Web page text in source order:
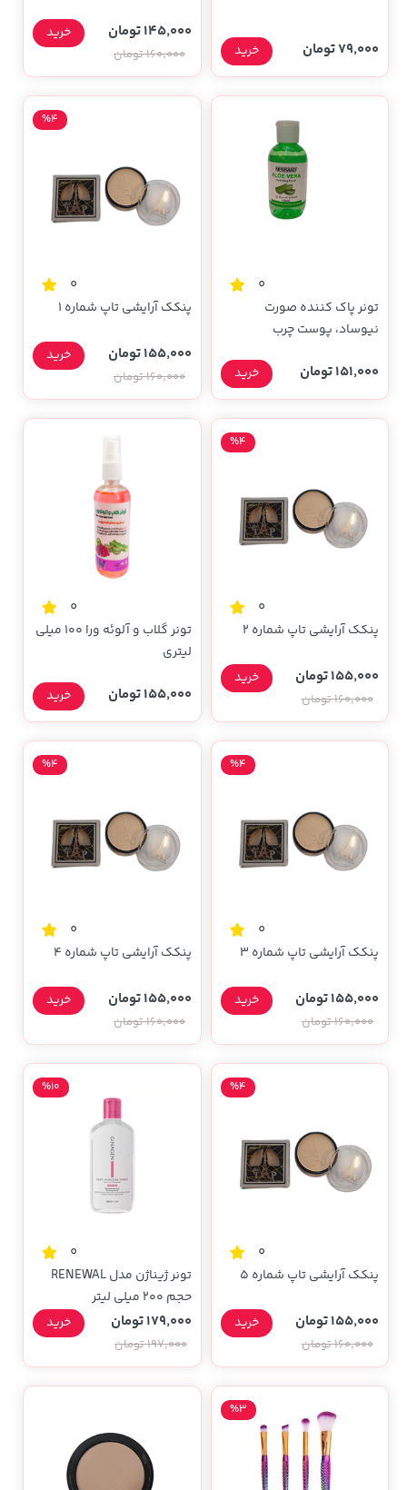
79,000 تومان خرید
145,000 تومان
160,000 تومان
خرید
0
تونر پاک کننده صورت
نیوساد، پوست چرب
151,000 تومان خرید
0
پنکک آرایشی تاپ شماره ۱
%4
155,000 تومان
160,000 تومان
خرید
0
پنکک آرایشی تاپ شماره ۲
%4
155,000 تومان
160,000 تومان
خرید
0
تونر گلاب و آلوئه ورا 100 میلی
لیتری
155,000 تومان خرید
0
پنکک آرایشی تاپ شماره ۳
%4
155,000 تومان
160,000 تومان
خرید
0
پنکک آرایشی تاپ شماره ۴
%4
155,000 تومان
160,000 تومان
خرید
0
پنکک آرایشی تاپ شماره ۵
%4
155,000 تومان
160,000 تومان
خرید
0
تونر ژیناژن مدل RENEWAL
حجم 200 میلی لیتر
%10
179,000 تومان
197,000 تومان
خرید
%3